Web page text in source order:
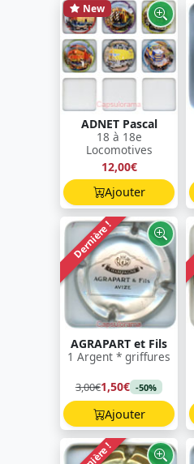
New
ADNET Pascal
18 à 18e
Locomotives
12,00€
Ajouter
Dernière !
AGRAPART et Fils
1 Argent * griffures
3,00€1,50€ -50%
Ajouter